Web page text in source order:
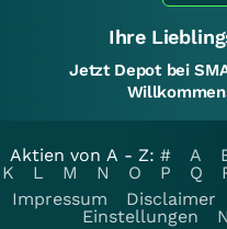
Ihre
Jetzt Depot bei
Aktien von A - Z: # A
K
L M N O P Q
Impressum
Disclaimer
Einstellungen